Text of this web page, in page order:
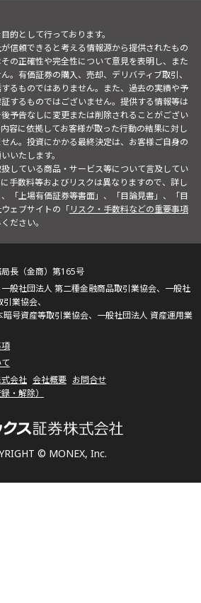
的として行っております。
信頼できると考える情報源から提供されたもの
の正確性や完全性について意見を表明し、また
。有価証券の購入、売却、デリバティブ取引、
るものではありません。また、過去の実績や予
するものではございません。提供する情報等は
予告なしに変更または削除されることがござい
容に依拠してお客様が取った行動の結果に対し
ん。投資にかかる最終決定は、お客様ご自身の
いたします。
している商品・サービス等について言及してい
手数料等およびリスクは異なりますので、詳し
「上場有価証券等書面」、「目論見書」、「目
ェブサイトの「リスク・手数料などの重要事項
ださい。
© MONEX, Inc.
長（金商）第165号
般社団法人 第二種金融商品取引業協会、一般社
業協会、
暗号資産等取引業協会、一般社団法人 資産運用業
会社 会社概要 お問合せ
・解除）